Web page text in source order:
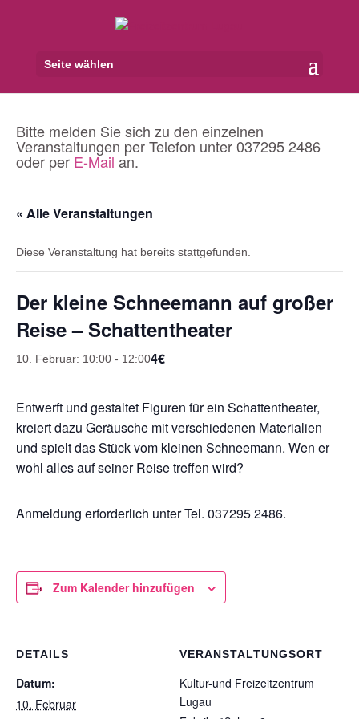
Seite wählen
Bitte melden Sie sich zu den einzelnen
Veranstaltungen per Telefon unter 037295 2486
oder per E-Mail an.
« Alle Veranstaltungen
Diese Veranstaltung hat bereits stattgefunden.
Der kleine Schneemann auf großer
Reise – Schattentheater
10. Februar: 10:00 - 12:004€
Entwerft und gestaltet Figuren für ein Schattentheater,
kreiert dazu Geräusche mit verschiedenen Materialien
und spielt das Stück vom kleinen Schneemann. Wen er
wohl alles auf seiner Reise treffen wird?
Anmeldung erforderlich unter Tel. 037295 2486.
Zum Kalender hinzufügen
DETAILS
Datum:
10. Februar
VERANSTALTUNGSORT
Kultur-und Freizeitzentrum
Lugau